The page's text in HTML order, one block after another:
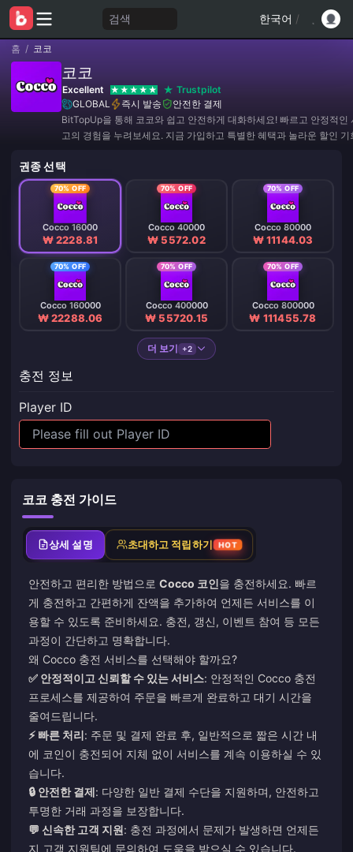
검색 한국어 /
홈 / 코코
코코
Excellent
Trustpilot
GLOBAL
즉시 발송
안전한 결제
BitTopUp을 통해 코코와 쉽고 안전하게 대화하세요! 빠르고 안정적인
고의 경험을 누려보세요. 지금 가입하고 특별한 혜택과 놀라운 할인 기
권종 선택
70% OFF
Cocco 16000
₩ 2228.81
70% OFF
Cocco 40000
₩ 5572.02
70% OFF
Cocco 80000
₩ 11144.03
70% OFF
Cocco 160000
₩ 22288.06
70% OFF
Cocco 400000
₩ 55720.15
70% OFF
Cocco 800000
₩ 111455.78
더 보기 +2
충전 정보
Player ID
코코 충전 가이드
상세 설명 초대하고 적립하기 HOT
안전하고 편리한 방법으로 Cocco 코인을 충전하세요. 빠르
게 충전하고 간편하게 잔액을 추가하여 언제든 서비스를 이
용할 수 있도록 준비하세요. 충전, 갱신, 이벤트 참여 등 모든
과정이 간단하고 명확합니다.
왜 Cocco 충전 서비스를 선택해야 할까요?
✅ 안정적이고 신뢰할 수 있는 서비스: 안정적인 Cocco 충전
프로세스를 제공하여 주문을 빠르게 완료하고 대기 시간을
줄여드립니다.
⚡ 빠른 처리: 주문 및 결제 완료 후, 일반적으로 짧은 시간 내
에 코인이 충전되어 지체 없이 서비스를 계속 이용하실 수 있
습니다.
🔒 안전한 결제: 다양한 일반 결제 수단을 지원하며, 안전하고
투명한 거래 과정을 보장합니다.
💬 신속한 고객 지원: 충전 과정에서 문제가 발생하면 언제든
지 고객 지원팀에 문의하여 도움을 받으실 수 있습니다.